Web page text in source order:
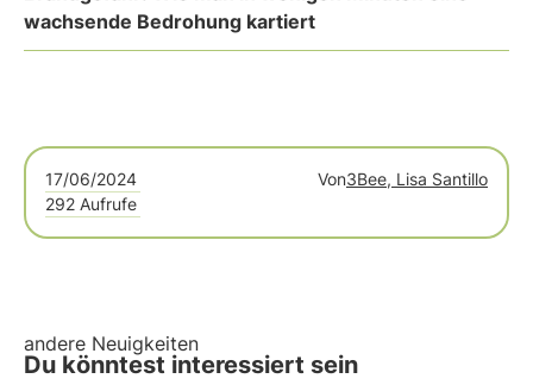
wachsende Bedrohung kartiert
17/06/2024 Von3Bee, Lisa Santillo
292 Aufrufe
andere Neuigkeiten
Du könntest interessiert sein